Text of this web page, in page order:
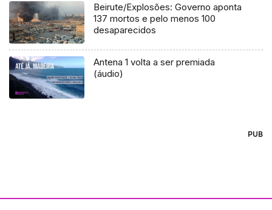
Beirute/Explosões: Governo aponta
137 mortos e pelo menos 100
desaparecidos
Antena 1 volta a ser premiada
(áudio)
PUB